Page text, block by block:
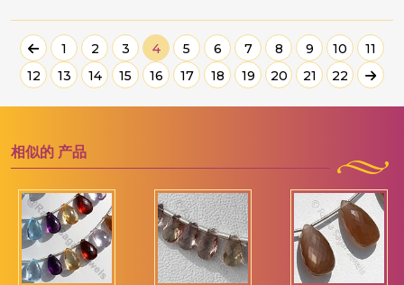
1 2 3 4 5 6 7 8 9 10
11
12
13 14 15 16 17 18 19 20 21 22
相似的 产品